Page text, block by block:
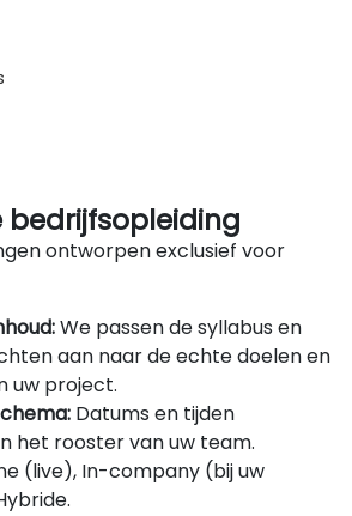
ontworpen exclusief voor
We passen de syllabus en
aan naar de echte doelen en
uw project.
Datums en tijden
het rooster van uw team.
(live), In-company (bij uw